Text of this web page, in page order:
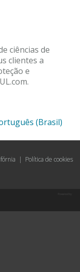
ciências de
clientes a
e
(Brasil)
| Política de cookies